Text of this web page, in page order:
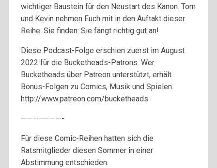
wichtiger Baustein für den Neustart des Kanon. Tom
und Kevin nehmen Euch mit in den Auftakt dieser
Reihe. Sie finden: Sie fängt richtig gut an!
Diese Podcast-Folge erschien zuerst im August
2022 für die Bucketheads-Patrons. Wer
Bucketheads über Patreon unterstützt, erhält
Bonus-Folgen zu Comics, Musik und Spielen.
http://www.patreon.com/bucketheads
———————-
Für diese Comic-Reihen hatten sich die
Ratsmitglieder diesen Sommer in einer
Abstimmung entschieden.